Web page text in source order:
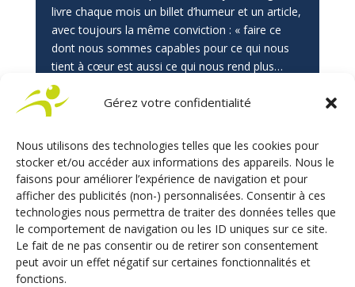
Gérez votre confidentialité
Nous utilisons des technologies telles que les cookies pour
stocker et/ou accéder aux informations des appareils. Nous le
faisons pour améliorer l’expérience de navigation et pour
afficher des publicités (non-) personnalisées. Consentir à ces
technologies nous permettra de traiter des données telles que
le comportement de navigation ou les ID uniques sur ce site.
Le fait de ne pas consentir ou de retirer son consentement
peut avoir un effet négatif sur certaines fonctionnalités et
fonctions.
livre chaque mois un billet d’humeur et un article,
avec toujours la même conviction : « faire ce
dont nous sommes capables pour ce qui nous
tient à cœur est aussi ce qui nous rend plus…
vivants ! »
POSTER LE COMMENTAIRE
Votre adresse e-mail ne sera pas publiée. Les champs
obligatoires sont indiqués avec *